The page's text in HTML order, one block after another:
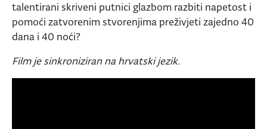
talentirani skriveni putnici glazbom razbiti napetost i
pomoći zatvorenim stvorenjima preživjeti zajedno 40
dana i 40 noći?
Film je sinkroniziran na hrvatski jezik.